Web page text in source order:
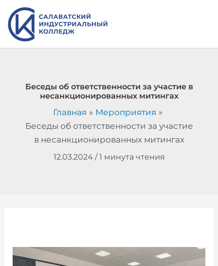
Перейти
содержимому
Беседы об ответственности за участие в
несанкционированных митингах
Главная
Мероприятия
Беседы об ответственности за участие
в несанкционированных митингах
12.03.2024 /1 минута чтения